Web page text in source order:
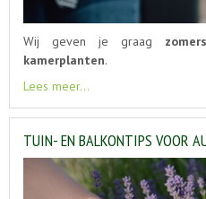
Wij geven je graag
kamerplanten.
Lees meer...
TUIN- EN BALKONTIPS VOOR